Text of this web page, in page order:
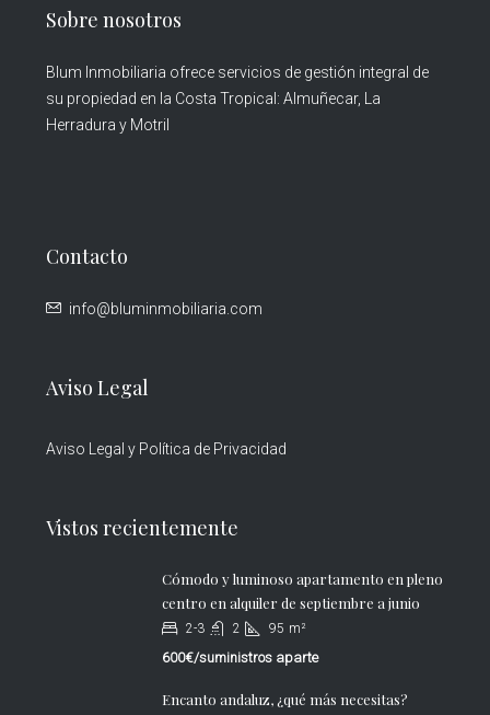
Sobre nosotros
Blum Inmobiliaria ofrece servicios de gestión integral de
su propiedad en la Costa Tropical: Almuñecar, La
Herradura y Motril
Contacto
info@bluminmobiliaria.com
Aviso Legal
Aviso Legal y Política de Privacidad
Vistos recientemente
Cómodo y luminoso apartamento en pleno
centro en alquiler de septiembre a junio
2-3 2 95 m²
600€/suministros aparte
Encanto andaluz, ¿qué más necesitas?